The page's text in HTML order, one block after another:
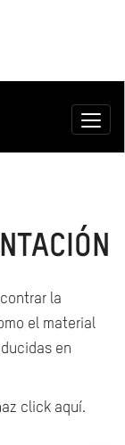
la
el material
en
click aquí.